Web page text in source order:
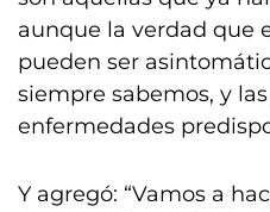
aunque la verdad que
pueden ser
siempre sabemos, y
enfermedades
Y agregó: “Vamos a